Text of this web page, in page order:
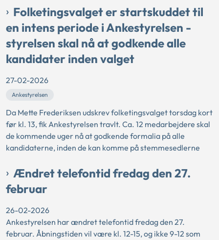
Folketingsvalget er startskuddet til
en intens periode i Ankestyrelsen -
styrelsen skal nå at godkende alle
kandidater inden valget
27-02-2026
Ankestyrelsen
Da Mette Frederiksen udskrev folketingsvalget torsdag kort
før kl. 13, fik Ankestyrelsen travlt. Ca. 12 medarbejdere skal
de kommende uger nå at godkende formalia på alle
kandidaterne, inden de kan komme på stemmesedlerne
Ændret telefontid fredag den 27.
februar
26-02-2026
Ankestyrelsen har ændret telefontid fredag den 27.
februar. Åbningstiden vil være kl. 12-15, og ikke 9-12 som